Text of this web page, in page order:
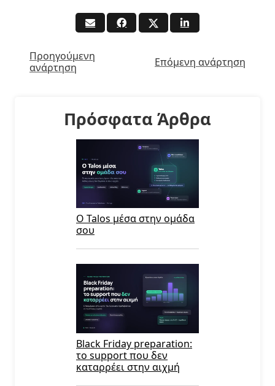
Προηγούμενη
ανάρτηση
Επόμενη ανάρτηση
Πρόσφατα Άρθρα
Ο Talos μέσα στην ομάδα
σου
Black Friday preparation:
το support που δεν
καταρρέει στην αιχμή